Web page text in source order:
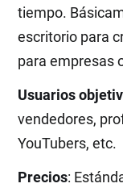
tiempo.
escritorio para
para empresas
Usuarios
vendedores,
YouTubers, etc.
Precios: